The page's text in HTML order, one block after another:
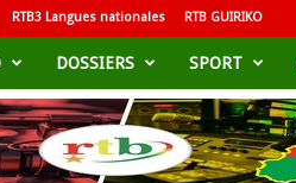
RTB3 Langues nationales RTB GUIRIKO
DOSSIERS SPORT